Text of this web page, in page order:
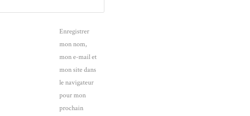
Enregistrer
mon nom,
mon e-mail et
mon site dans
le navigateur
pour mon
prochain